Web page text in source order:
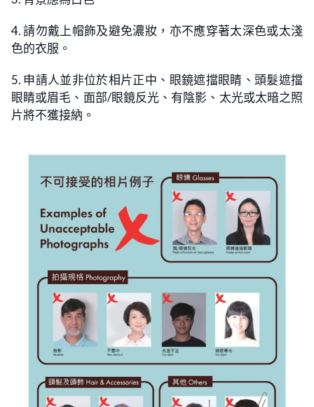
4. 請勿戴上帽飾及避免濃妝，亦不應穿著太深色或太淺
色的衣服。
5. 申請人並非位於相片正中、眼鏡遮擋眼睛、頭髮遮擋
眼睛或眉毛、面部/眼鏡反光、有陰影、太光或太暗之照
片將不獲接納。